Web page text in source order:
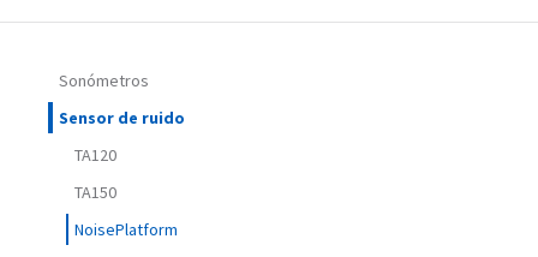
Sonómetros
Sensor de ruido
TA120
TA150
NoisePlatform